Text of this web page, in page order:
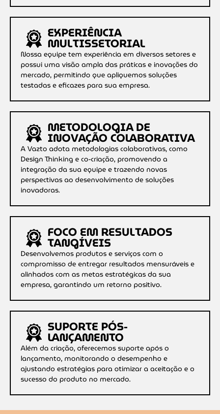
EXPERIÊNCIA
MULTISSETORIAL
Nossa equipe tem experiência em diversos setores e
possui uma visão ampla das práticas e inovações do
mercado, permitindo que apliquemos soluções
testadas e eficazes para sua empresa.
METODOLOGIA DE
INOVAÇÃO COLABORATIVA
A Vazto adota metodologias colaborativas, como
Design Thinking e co-criação, promovendo a
integração da sua equipe e trazendo novas
perspectivas ao desenvolvimento de soluções
inovadoras.
FOCO EM RESULTADOS
TANGÍVEIS
Desenvolvemos produtos e serviços com o
compromisso de entregar resultados mensuráveis e
alinhados com as metas estratégicas da sua
empresa, garantindo um retorno positivo.
SUPORTE PÓS-
LANÇAMENTO
Além da criação, oferecemos suporte após o
lançamento, monitorando o desempenho e
ajustando estratégias para otimizar a aceitação e o
sucesso do produto no mercado.